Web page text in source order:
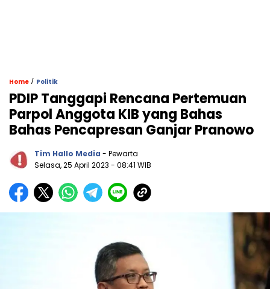
Home / Politik
PDIP Tanggapi Rencana Pertemuan
Parpol Anggota KIB yang Bahas
Bahas Pencapresan Ganjar Pranowo
Tim Hallo Media - Pewarta
Selasa, 25 April 2023 - 08:41 WIB